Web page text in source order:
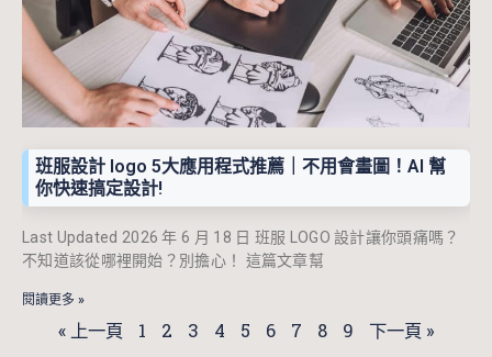
班服設計 logo 5大應用程式推薦｜不用會畫圖！AI 幫
你快速搞定設計!
Last Updated 2026 年 6 月 18 日 班服 LOGO 設計讓你頭痛嗎？
不知道該從哪裡開始？別擔心！ 這篇文章幫
閱讀更多 »
« 上一頁 1 2 3 4 5 6 7 8 9 下一頁 »